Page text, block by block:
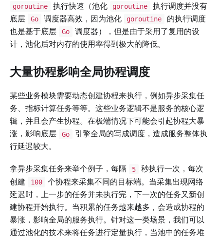
goroutine 执行快速（池化 goroutine
执行调度并没有
底层
Go 调度器高效，因为池化 goroutine
的执行调度
也是基于底层
Go
调度器），但是由于采用了复用的设
计，池化后对内存的使用率得到极大的降低。
大量协程影响全局协程调度
某些业务模块需要动态创建协程来执行，例如异步采集任
务、指标计算任务等等。这些业务逻辑不是服务的核心逻
辑，并且会产生协程。在极端情况下可能会引起协程大暴
涨，影响底层
Go
引擎全局的写成调度，造成服务整体执
行延迟较大。
拿异步采集任务来举个例子，每隔 5
秒执行一次，每次
创建
100
个协程来采集不同的目标端。当采集出现网络
延迟时，上一步的任务并未执行完，下一次的任务又新创
建协程开始执行。当积累的任务越来越多，会造成协程的
暴涨，影响全局的服务执行。针对这一类场景，我们可以
通过池化的技术来将任务进行定量执行，当池中的任务堆